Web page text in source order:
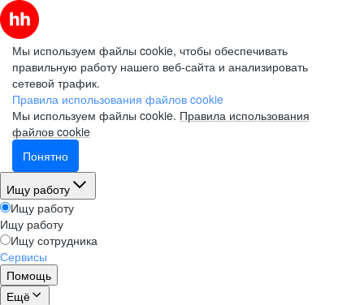
Мы используем файлы cookie, чтобы обеспечивать
правильную работу нашего веб-сайта и анализировать
сетевой трафик.
Правила использования файлов cookie
Мы используем файлы cookie. Правила использования
файлов cookie
Понятно
Ищу работу
Ищу работу
Ищу работу
Ищу сотрудника
Сервисы
Помощь
Ещё